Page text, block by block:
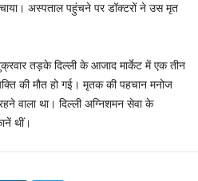
अस्पताल पहुंचने पर डॉक्टरों ने उस मृत
तड़के दिल्ली के आजाद मार्केट में एक तीन
की मौत हो गई। मृतक की पहचान मनोज
वाला था। दिल्ली अग्निशमन सेवा के
थीं।